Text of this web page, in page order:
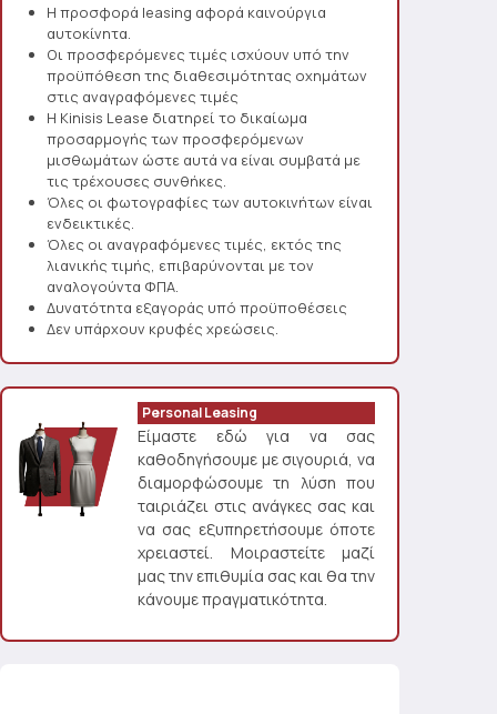
Η προσφορά leasing αφορά καινούργια
αυτοκίνητα.
Οι προσφερόμενες τιμές ισχύουν υπό την
προϋπόθεση της διαθεσιμότητας οχημάτων
στις αναγραφόμενες τιμές
Η Kinisis Lease διατηρεί το δικαίωμα
προσαρμογής των προσφερόμενων
μισθωμάτων ώστε αυτά να είναι συμβατά με
τις τρέχουσες συνθήκες.
Όλες οι φωτογραφίες των αυτοκινήτων είναι
ενδεικτικές.
Όλες οι αναγραφόμενες τιμές, εκτός της
λιανικής τιμής, επιβαρύνονται με τον
αναλογούντα ΦΠΑ.
Δυνατότητα εξαγοράς υπό προϋποθέσεις
Δεν υπάρχουν κρυφές χρεώσεις.
Personal Leasing
Είμαστε εδώ για να σας
καθοδηγήσουμε με σιγουριά, να
διαμορφώσουμε τη λύση που
ταιριάζει στις ανάγκες σας και
να σας εξυπηρετήσουμε όποτε
χρειαστεί. Μοιραστείτε μαζί
μας την επιθυμία σας και θα την
κάνουμε πραγματικότητα.